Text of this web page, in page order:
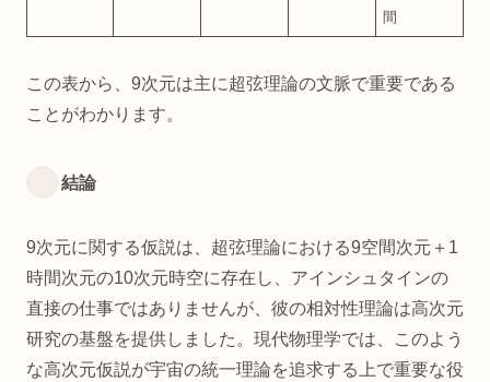
間
この表から、9次元は主に超弦理論の文脈で重要である
ことがわかります。
結論
9次元に関する仮説は、超弦理論における9空間次元＋1
時間次元の10次元時空に存在し、アインシュタインの
直接の仕事ではありませんが、彼の相対性理論は高次元
研究の基盤を提供しました。現代物理学では、このよう
な高次元仮説が宇宙の統一理論を追求する上で重要な役